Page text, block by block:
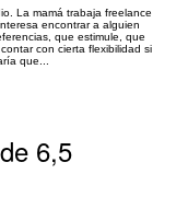
La mamá trabaja freelance
encontrar a alguien
que estimule, que
con cierta flexibilidad si
que...
6,5